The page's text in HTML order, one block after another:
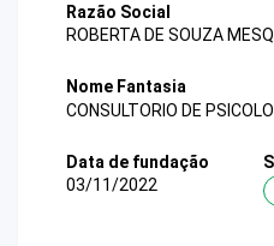
Razão Social
ROBERTA DE SOUZA
Nome Fantasia
CONSULTORIO DE
Data de fundação
03/11/2022